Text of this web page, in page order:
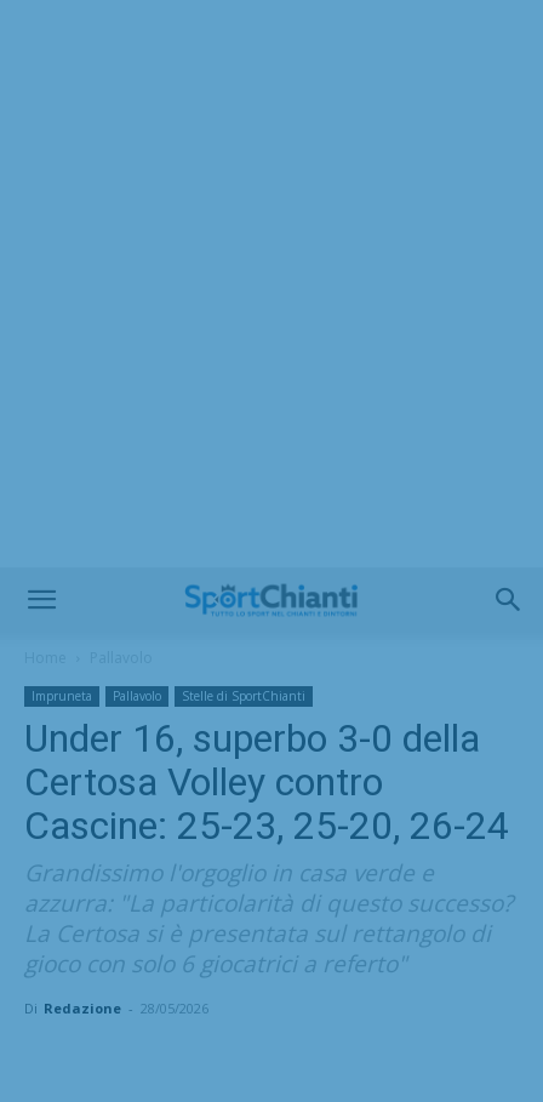
Impruneta Pallavolo Stelle di SportChianti
Under 16, superbo 3-0 della
Certosa Volley contro
Cascine: 25-23, 25-20, 26-24
Grandissimo l'orgoglio in casa verde e
azzurra: "La particolarità di questo successo?
La Certosa si è presentata sul rettangolo di
gioco con solo 6 giocatrici a referto"
Di Redazione - 28/05/2026